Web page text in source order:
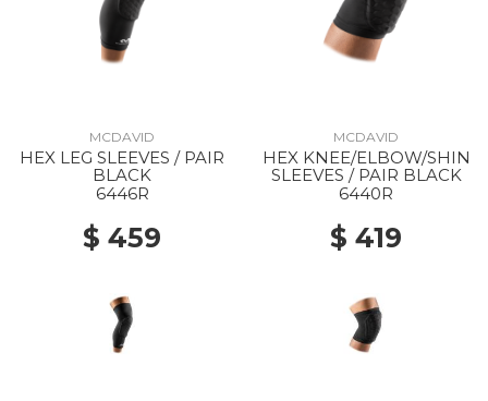
MCDAVID
HEX LEG SLEEVES / PAIR
BLACK
6446R
$ 459
MCDAVID
HEX KNEE/ELBOW/SHIN
SLEEVES / PAIR BLACK
6440R
$ 419